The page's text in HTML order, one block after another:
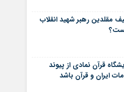
مقلدین رهبر شهید انقلاب
قرآن نمادی از پیوند
ایران و قرآن باشد